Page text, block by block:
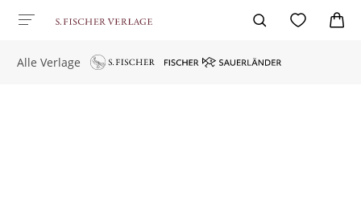
Alle Verlage